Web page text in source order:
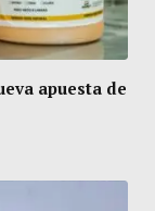
apuesta de